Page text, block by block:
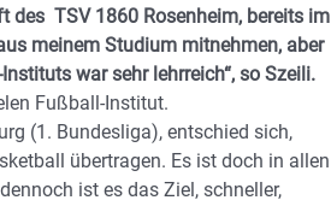
des TSV 1860 Rosenheim, bereits im
meinem Studium mitnehmen, aber
war sehr lehrreich“, so Szeili.
Fußball-Institut.
(1. Bundesliga), entschied sich,
übertragen. Es ist doch in allen
ist es das Ziel, schneller,